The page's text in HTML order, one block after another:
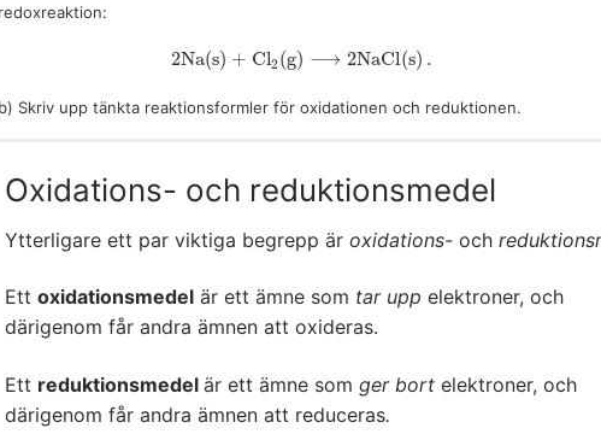
redoxreaktion:
2Na(s) + Cl2(g) ⟶ 2NaCl(s) .
2Na(s)+Cl 2(g)⟶2 NaCl (s).
b) Skriv upp tänkta reaktionsformler för oxidationen och reduktionen.
följande sätt:
Alltså är det natrium som oxideras (förlorar/avger elektroner) och klor och
reduceras (får/upptar elektroner).
natriumjoner:
– –
–––
bildar kloridjoner:
Re C 2e − ⟶ 2
Oxidations- och reduktionsmedel
Ytterligare ett par viktiga begrepp är oxidations- och
Ett oxidationsmedel är ett ämne som tar upp elektroner, och
därigenom får andra ämnen att oxideras.
Ett reduktionsmedel är ett ämne som ger bort elektroner, och
därigenom får andra ämnen att reduceras.